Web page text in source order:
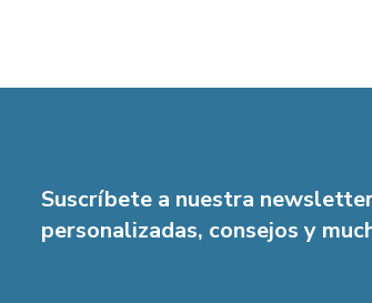
Suscríbete a nuestra
personalizadas, consejos y